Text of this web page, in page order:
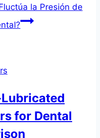
la Presión de
for Dental